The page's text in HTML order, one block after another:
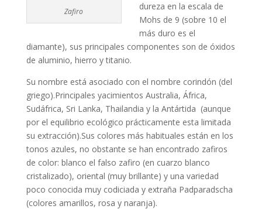
Zafiro
dureza en la escala de
Mohs de 9 (sobre 10 el
más duro es el
diamante), sus principales componentes son de óxidos
de aluminio, hierro y titanio.
Su nombre está asociado con el nombre corindón (del
griego).Principales yacimientos Australia, África,
Sudáfrica, Sri Lanka, Thailandia y la Antártida (aunque
por el equilibrio ecológico prácticamente esta limitada
su extracción).Sus colores más habituales están en los
tonos azules, no obstante se han encontrado zafiros
de color: blanco el falso zafiro (en cuarzo blanco
cristalizado), oriental (muy brillante) y una variedad
poco conocida muy codiciada y extraña Padparadscha
(colores amarillos, rosa y naranja).